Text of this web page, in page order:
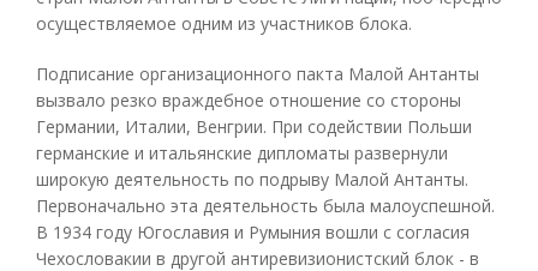
осуществляемое одним из участников блока.
Подписание организационного пакта Малой Антанты
вызвало резко враждебное отношение со стороны
Германии, Италии, Венгрии. При содействии Польши
германские и итальянские дипломаты развернули
широкую деятельность по подрыву Малой Антанты.
Первоначально эта деятельность была малоуспешной.
В 1934 году Югославия и Румыния вошли с согласия
Чехословакии в другой антиревизионистский блок - в